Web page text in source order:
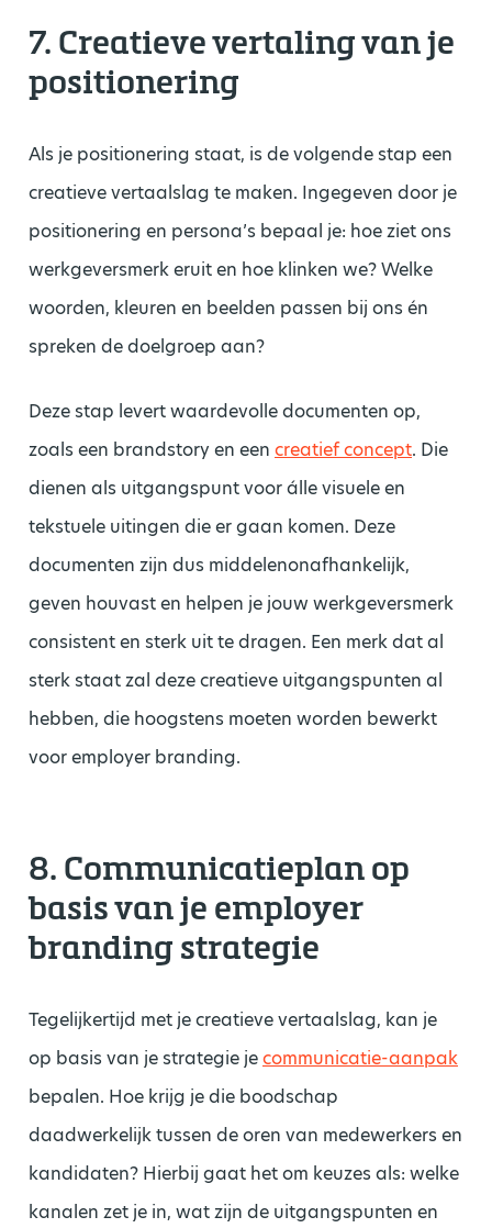
7. Creatieve vertaling van je
positionering
Als je positionering staat, is de volgende stap een
creatieve vertaalslag te maken. Ingegeven door je
positionering en persona’s bepaal je: hoe ziet ons
werkgeversmerk eruit en hoe klinken we? Welke
woorden, kleuren en beelden passen bij ons én
spreken de doelgroep aan?
Deze stap levert waardevolle documenten op,
zoals een brandstory en een creatief concept. Die
dienen als uitgangspunt voor álle visuele en
tekstuele uitingen die er gaan komen. Deze
documenten zijn dus middelenonafhankelijk,
geven houvast en helpen je jouw werkgeversmerk
consistent en sterk uit te dragen. Een merk dat al
sterk staat zal deze creatieve uitgangspunten al
hebben, die hoogstens moeten worden bewerkt
voor employer branding.
8. Communicatieplan op
basis van je employer
branding strategie
Tegelijkertijd met je creatieve vertaalslag, kan je
op basis van je strategie jecommunicatie-aanpak
bepalen. Hoe krijg je die boodschap
daadwerkelijk tussen de oren van medewerkers en
kandidaten? Hierbij gaat het om keuzes als: welke
kanalen zet je in, wat zijn de uitgangspunten en